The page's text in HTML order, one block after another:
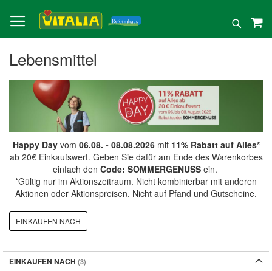
zum
Inhalt
Suche
Lebensmittel
Happy Dayvom 06.08. - 08.08.2026mit 11% Rabatt auf Alles*
ab 20€ Einkaufswert. Geben Sie dafür am Ende des Warenkorbes
einfach den Code: SOMMERGENUSSein.
*Gültig nur im Aktionszeitraum. Nicht kombinierbar mit anderen
Aktionen oder Aktionspreisen. Nicht auf Pfand und Gutscheine.
EINKAUFEN NACH
EINKAUFEN NACH